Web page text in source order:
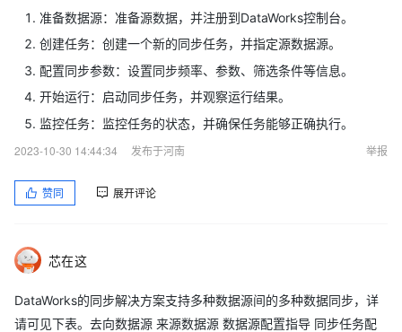
准备数据源：准备源数据，并注册到DataWorks控制台。
创建任务：创建一个新的同步任务，并指定源数据源。
配置同步参数：设置同步频率、参数、筛选条件等信息。
开始运行：启动同步任务，并观察运行结果。
监控任务：监控任务的状态，并确保任务能够正确执行。
2023-10-30 14:44:34
发布于河南 举报
赞同 展开评论
芯在这
DataWorks的同步解决方案支持多种数据源间的多种数据同步，详
请可见下表。去向数据源 来源数据源 数据源配置指导 同步任务配